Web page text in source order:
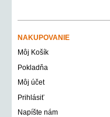
NAKUPOVANIE
Môj Košík
Pokladňa
Môj účet
Prihlásiť
Napíšte nám